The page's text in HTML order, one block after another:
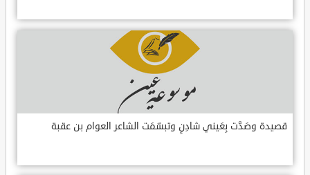
قصيدة وصَدَّت بِعَيني شادِنٍ وتبسّمَت الشاعر العوام بن عقبة